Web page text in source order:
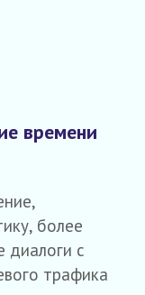
времени
более
диалоги с
трафика